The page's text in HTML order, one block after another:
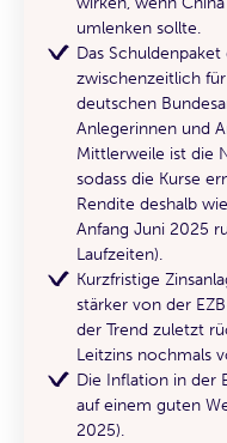
umlenken sollte.
Das
zwischenzeitlich
deutschen
Anlegerinnen und
Mittlerweile ist die
sodass die Kurse
Rendite deshalb
Anfang Juni 2025
Laufzeiten).
Kurzfristige
stärker von der
der Trend zuletzt
Leitzins nochmals
Die Inflation in der
auf einem guten
2025).